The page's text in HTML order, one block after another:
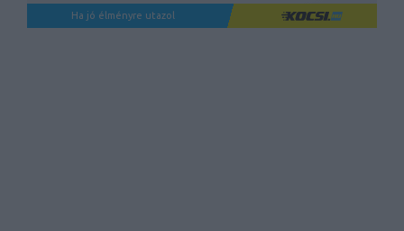
Ha jó élményre utazol